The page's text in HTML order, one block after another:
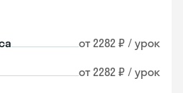
от 2282 ₽ / урок
от 2282 ₽ / урок